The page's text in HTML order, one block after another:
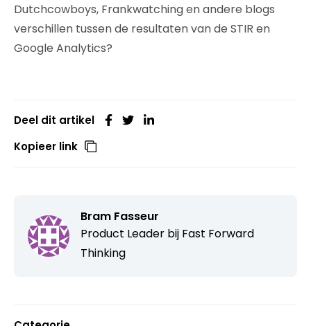
Dutchcowboys, Frankwatching en andere blogs
verschillen tussen de resultaten van de STIR en
Google Analytics?
Deel dit artikel
Kopieer link
Bram Fasseur
Product Leader bij Fast Forward
Thinking